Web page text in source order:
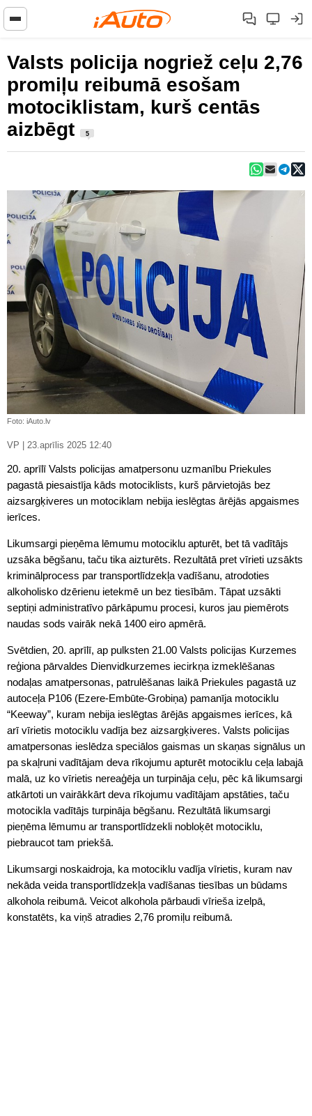
Valsts policija nogriež ceļu 2,76
promiļu reibumā esošam
motociklistam, kurš centās
aizbēgt
5
Foto: iAuto.lv
VP | 23.aprīlis 2025 12:40
20. aprīlī Valsts policijas amatpersonu uzmanību Priekules
pagastā piesaistīja kāds motociklists, kurš pārvietojās bez
aizsargķiveres un motociklam nebija ieslēgtas ārējās apgaismes
ierīces.
Likumsargi pieņēma lēmumu motociklu apturēt, bet tā vadītājs
uzsāka bēgšanu, taču tika aizturēts. Rezultātā pret vīrieti uzsākts
kriminālprocess par transportlīdzekļa vadīšanu, atrodoties
alkoholisko dzērienu ietekmē un bez tiesībām. Tāpat uzsākti
septiņi administratīvo pārkāpumu procesi, kuros jau piemērots
naudas sods vairāk nekā 1400 eiro apmērā.
Svētdien, 20. aprīlī, ap pulksten 21.00 Valsts policijas Kurzemes
reģiona pārvaldes Dienvidkurzemes iecirkņa izmeklēšanas
nodaļas amatpersonas, patrulēšanas laikā Priekules pagastā uz
autoceļa P106 (Ezere-Embūte-Grobiņa) pamanīja motociklu
“Keeway”, kuram nebija ieslēgtas ārējās apgaismes ierīces, kā
arī vīrietis motociklu vadīja bez aizsargķiveres. Valsts policijas
amatpersonas ieslēdza speciālos gaismas un skaņas signālus un
pa skaļruni vadītājam deva rīkojumu apturēt motociklu ceļa labajā
malā, uz ko vīrietis nereaģēja un turpināja ceļu, pēc kā likumsargi
atkārtoti un vairākkārt deva rīkojumu vadītājam apstāties, taču
motocikla vadītājs turpināja bēgšanu. Rezultātā likumsargi
pieņēma lēmumu ar transportlīdzekli nobloķēt motociklu,
piebraucot tam priekšā.
Likumsargi noskaidroja, ka motociklu vadīja vīrietis, kuram nav
nekāda veida transportlīdzekļa vadīšanas tiesības un būdams
alkohola reibumā. Veicot alkohola pārbaudi vīrieša izelpā,
konstatēts, ka viņš atradies 2,76 promiļu reibumā.